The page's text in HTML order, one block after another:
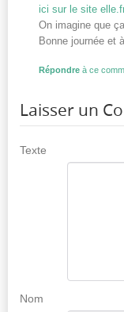
ici sur le site
On imagine que
Bonne journée et
Répondre à ce
Laisser un
Texte
Nom